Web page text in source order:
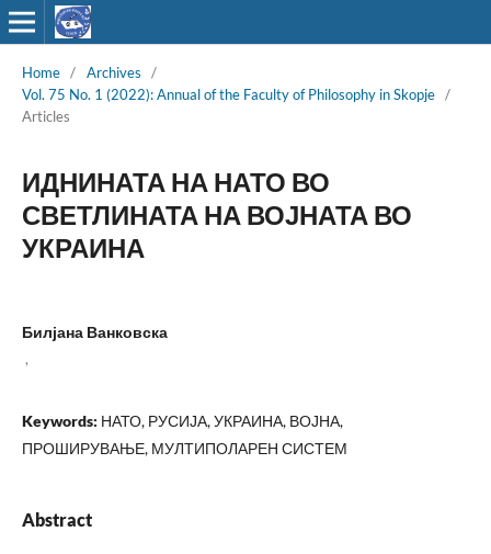
Home / Archives
/
Vol. 75 No. 1 (2022): Annual of the Faculty of Philosophy in Skopje /
Articles
ИДНИНАТА НА НАТО ВО
СВЕТЛИНАТА НА ВОЈНАТА ВО
УКРАИНА
Билјана Ванковска
,
Keywords: НАТО, РУСИЈА, УКРАИНА, ВОЈНА,
ПРОШИРУВАЊЕ, МУЛТИПОЛАРЕН СИСТЕМ
Abstract